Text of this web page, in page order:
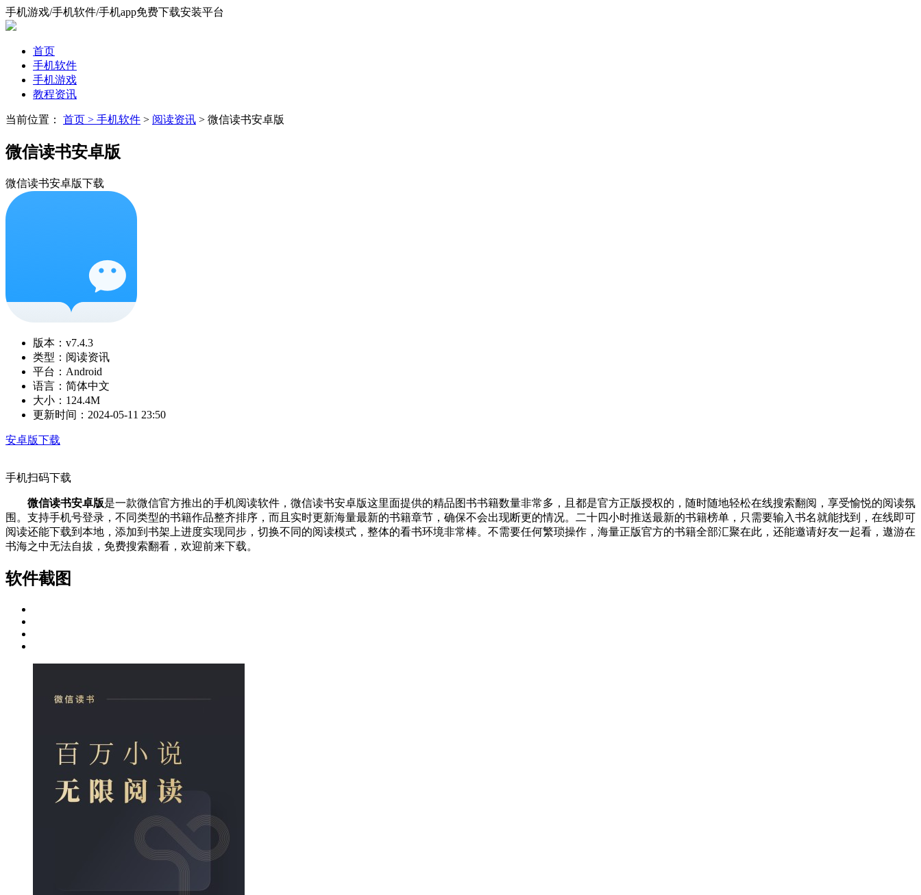
手机游戏/手机软件/手机app免费下载安装平台
首页
手机软件
手机游戏
教程资讯
当前位置： 首页 > 手机软件 > 阅读资讯 > 微信读书安卓版
微信读书安卓版
微信读书安卓版下载
版本： v7.4.3
类型： 阅读资讯
平台： Android
语言： 简体中文
大小： 124.4M
更新时间： 2024-05-11 23:50
安卓版下载
手机扫码下载
微信读书安卓版是一款微信官方推出的手机阅读软件，微信读书安卓版这里面提供的精品图书书籍数量非常多，且都是官方正版授权的，随时随地轻松在线搜索翻阅，享受愉悦的阅读氛
围。支持手机号登录，不同类型的书籍作品整齐排序，而且实时更新海量最新的书籍章节，确保不会出现断更的情况。二十四小时推送最新的书籍榜单，只需要输入书名就能找到，在线即可
阅读还能下载到本地，添加到书架上进度实现同步，切换不同的阅读模式，整体的看书环境非常棒。不需要任何繁琐操作，海量正版官方的书籍全部汇聚在此，还能邀请好友一起看，遨游在
书海之中无法自拔，免费搜索翻看，欢迎前来下载。
软件截图